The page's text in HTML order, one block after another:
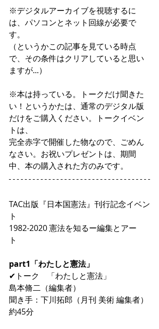
※デジタルアーカイブを視聴するに
は、パソコンとネット回線が必要で
す。
（というかこの記事を見ている時点
で、その条件はクリアしていると思い
ますが...）
※本は持っている。トークだけ聞きた
い！というかたは、通常のデジタル版
だけをご購入ください。トークイベン
トは、
完全赤字で開催した物なので、ごめん
なさい。お祝いプレゼントは、期間
中、本の購入された方のみです。
TAC出版『日本国憲法』刊行記念イベン
ト
1982-2020 憲法を知るー編集とアー
ト
part1「わたしと憲法」
✔︎トーク　「わたしと憲法」
島本脩二（編集者）
聞き手：下川拓郎（月刊 美術 編集者）
約45分